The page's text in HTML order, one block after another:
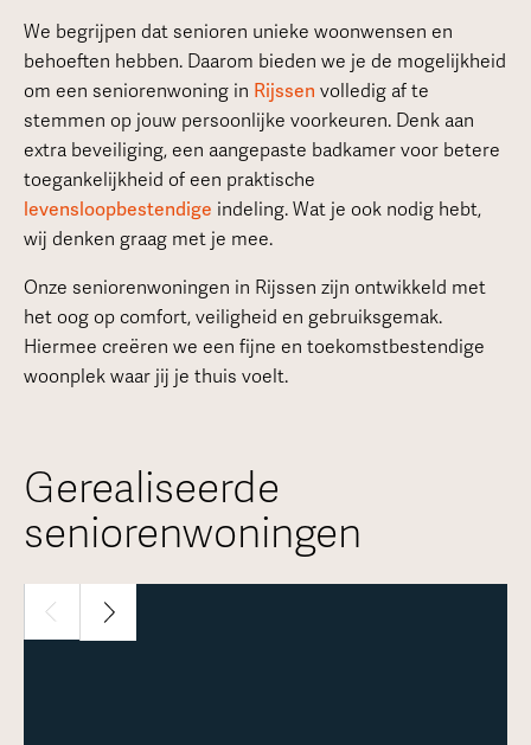
We begrijpen dat senioren unieke woonwensen en
behoeften hebben. Daarom bieden we je de mogelijkheid
om een seniorenwoning in Rijssen volledig af te
stemmen op jouw persoonlijke voorkeuren. Denk aan
extra beveiliging, een aangepaste badkamer voor betere
toegankelijkheid of een praktische
levensloopbestendige indeling. Wat je ook nodig hebt,
wij denken graag met je mee.
Onze seniorenwoningen in Rijssen zijn ontwikkeld met
het oog op comfort, veiligheid en gebruiksgemak.
Hiermee creëren we een fijne en toekomstbestendige
woonplek waar jij je thuis voelt.
Gerealiseerde
seniorenwoningen
Meer over deze woning
1 / 24